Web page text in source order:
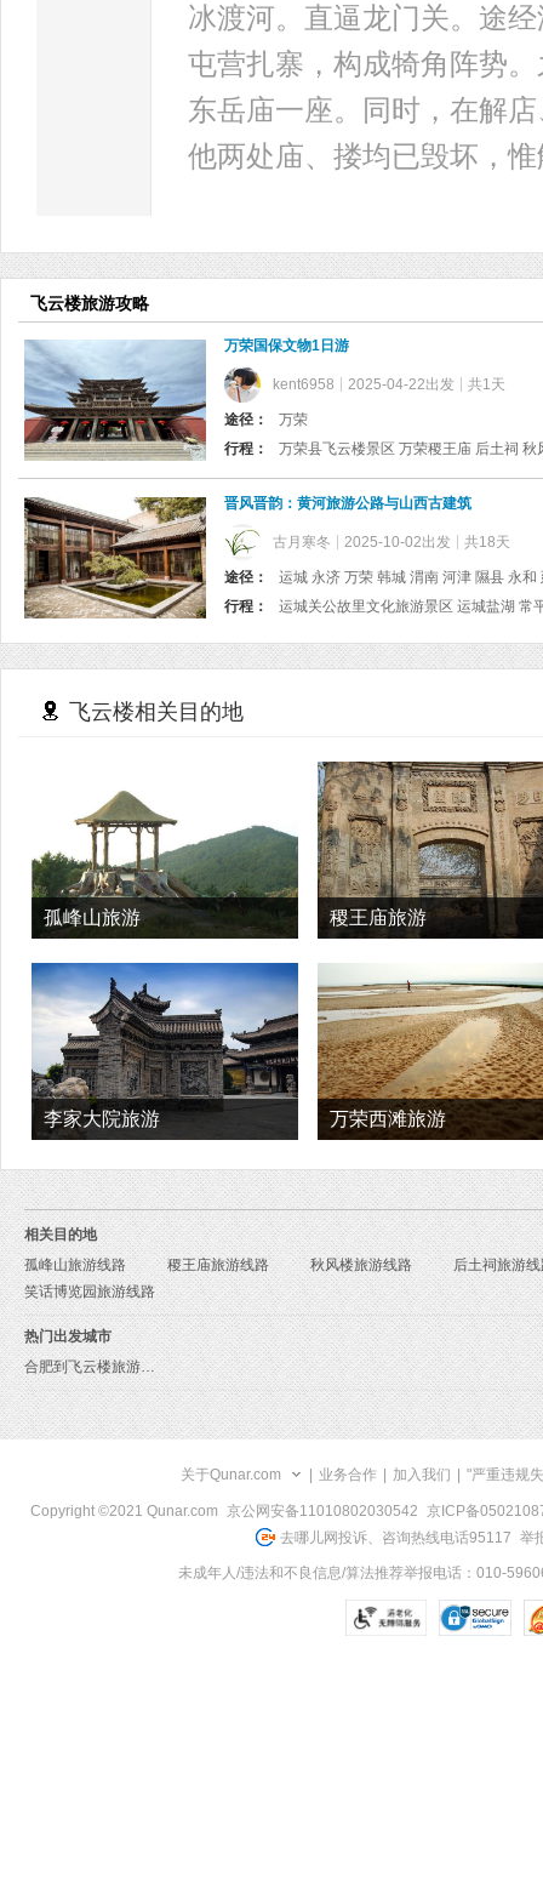
冰渡河。直逼龙门关。途
屯营扎寨，构成犄角阵势
东岳庙一座。同时，在解
他两处庙、搂均已毁坏，
飞云楼旅游攻略
万荣国保文物1日游
kent6958 2025-04-22出发 共1天
途径：
万荣
行程：
万荣县飞云楼景区 万荣稷王庙 后土祠 秋
晋风晋韵：黄河旅游公路与山西古建筑
古月寒冬 2025-10-02出发 共18天
途径：
行程：
飞云楼相关目的地
孤峰山旅游 稷王庙旅游
李家大院旅游 万荣西滩旅游
相关目的地
孤峰山旅游线路
稷王庙旅游线路 秋风楼旅游线路
后土祠旅游
笑话博览园旅游线路
热门出发城市
合肥到飞云楼旅游报价
关于Qunar.com 业务合作 加入我们 "严重违规
Copyright ©2021 Qunar.com 京公网安备11010802030542
京ICP备
去哪儿网投诉、咨询热线电话95117 举
未成年人/违法和不良信息/算法推荐举报电话：010-